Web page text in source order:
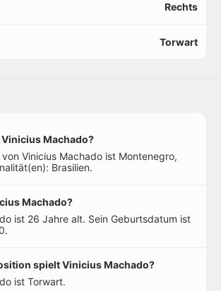
Rechts
Torwart
Machado?
Vinicius Machado ist Montenegro,
Brasilien.
Machado?
ist 26 Jahre alt. Sein Geburtsdatum ist
spielt Vinicius Machado?
ist Torwart.